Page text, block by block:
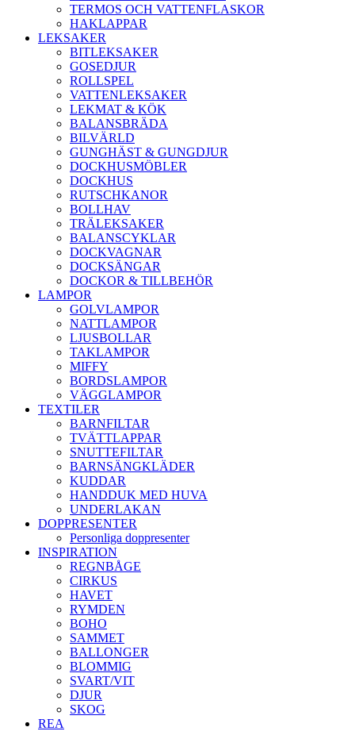
TERMOS OCH VATTENFLASKOR
HAKLAPPAR
LEKSAKER
BITLEKSAKER
GOSEDJUR
ROLLSPEL
VATTENLEKSAKER
LEKMAT & KÖK
BALANSBRÄDA
BILVÄRLD
GUNGHÄST & GUNGDJUR
DOCKHUSMÖBLER
DOCKHUS
RUTSCHKANOR
BOLLHAV
TRÄLEKSAKER
BALANSCYKLAR
DOCKVAGNAR
DOCKSÄNGAR
DOCKOR & TILLBEHÖR
LAMPOR
GOLVLAMPOR
NATTLAMPOR
LJUSBOLLAR
TAKLAMPOR
MIFFY
BORDSLAMPOR
VÄGGLAMPOR
TEXTILER
BARNFILTAR
TVÄTTLAPPAR
SNUTTEFILTAR
BARNSÄNGKLÄDER
KUDDAR
HANDDUK MED HUVA
UNDERLAKAN
DOPPRESENTER
Personliga doppresenter
INSPIRATION
REGNBÅGE
CIRKUS
HAVET
RYMDEN
BOHO
SAMMET
BALLONGER
BLOMMIG
SVART/VIT
DJUR
SKOG
REA